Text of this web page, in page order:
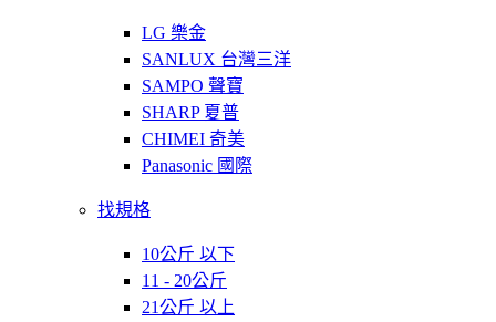
LG 樂金
SANLUX 台灣三洋
SAMPO 聲寶
SHARP 夏普
CHIMEI 奇美
Panasonic 國際
找規格
10公斤 以下
11 - 20公斤
21公斤 以上